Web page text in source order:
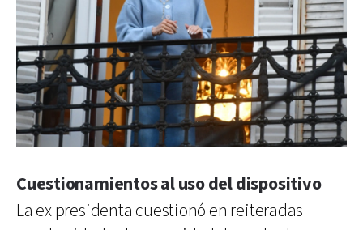
Cuestionamientos al uso del dispositivo
La ex presidenta cuestionó en reiteradas